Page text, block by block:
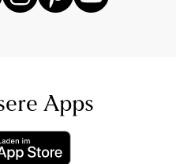
Apps